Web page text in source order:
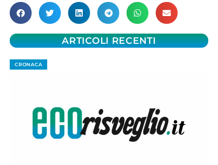
ARTICOLI RECENTI
CRONACA